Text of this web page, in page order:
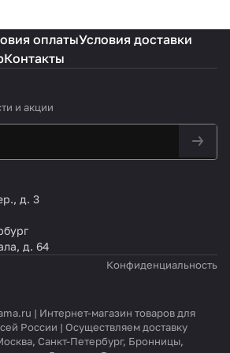
оплатыУсловия доставки
Контакты
и акции
д. 3
д. 64
Конфиденциальность
| Интернет-магазин товаров для
России | Осуществляем доставку
Санкт-Петербург, Бронницы,